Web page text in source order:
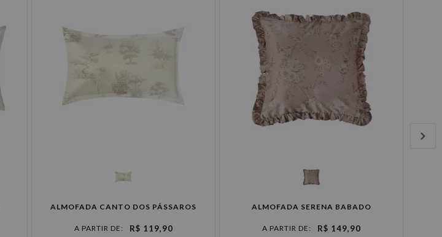
2x de R$ 294,95 sem juros
3x de R$ 196,63 sem juros
4x de R$ 147,47 sem juros
ALMOFADA CANTO DOS PÁSSAROS
R$ 119,90
ALMOFADA SERENA BABADO
R$ 149,90